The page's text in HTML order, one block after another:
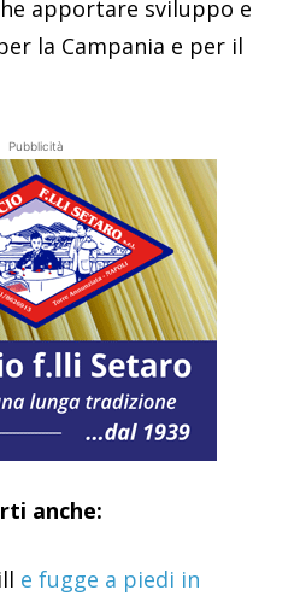
apportare sviluppo e
la Campania e per il
Pubblicità
anche:
e fugge a piedi in